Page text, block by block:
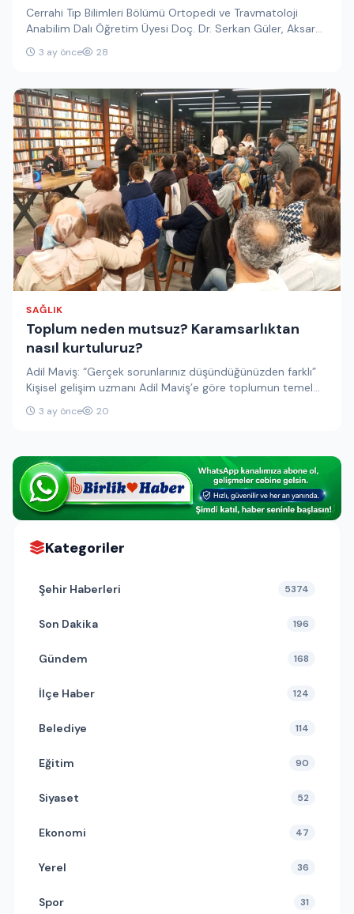
Cerrahi Tıp Bilimleri Bölümü Ortopedi ve Travmatoloji
Anabilim Dalı Öğretim Üyesi Doç. Dr. Serkan Güler, Aksaray
Birlik Vakfı…
3 ay önce 28
SAĞLIK
Toplum neden mutsuz? Karamsarlıktan
nasıl kurtuluruz?
Adil Maviş: “Gerçek sorunlarınız düşündüğünüzden farklı”
Kişisel gelişim uzmanı Adil Maviş’e göre toplumun temel
sorunu mutsuzluk değil, “sıkışmışlık.”…
3 ay önce 20
Kategoriler
Şehir Haberleri 5374
Son Dakika 196
Gündem 168
İlçe Haber 124
Belediye 114
Eğitim 90
Siyaset 52
Ekonomi 47
Yerel 36
Spor 31